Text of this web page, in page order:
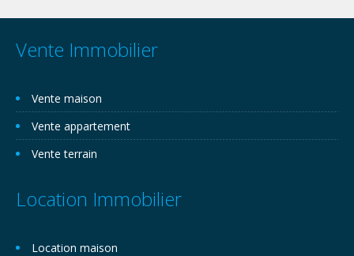
Vente Immobilier
Vente maison
Vente appartement
Vente terrain
Location Immobilier
Location maison